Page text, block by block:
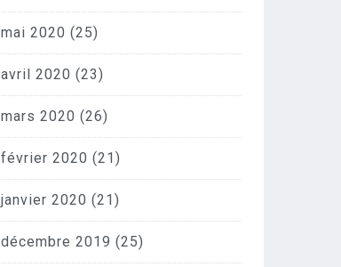
mai 2020 (25)
avril 2020 (23)
mars 2020 (26)
février 2020 (21)
janvier 2020 (21)
décembre 2019 (25)